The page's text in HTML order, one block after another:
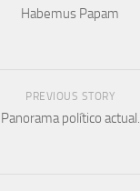
Habemus Papam
PREVIOUS STORY
Panorama político actual.